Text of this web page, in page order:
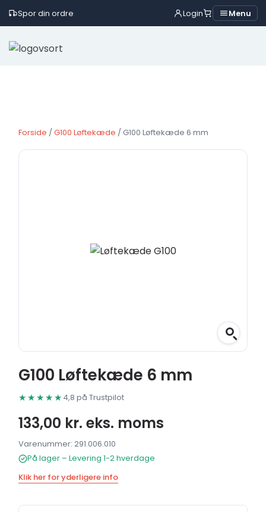
Spor din ordre Login Menu
Forside /G100 Løftekæde / G100 Løftekæde 6 mm
G100 Løftekæde 6 mm
★★★★★ 4,8 på Trustpilot
133,00 kr. eks. moms
Varenummer: 291.006.010
På lager – Levering 1-2 hverdage
Klik her for yderligere info